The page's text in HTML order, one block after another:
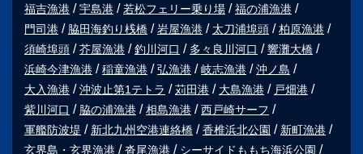
福吉漁港
宇島港 若松フェリー乗り場
福の浦漁港
門司港
脇田海釣り桟橋 岩屋漁港 太刀浦埠頭
柏原漁港
須崎埠頭
芥屋漁港 釣川河口 多々良川河口
響灘大橋
浜崎今津漁港
稲童漁港 弘漁港 岐志漁港
沖ノ島
大入漁港
沖波止第1テトラ 苅田港 大島漁港
戸畑港
紫川河口
脇の浦漁港 相島漁港
西戸崎サーフ
軍艦防波堤
新北九州空港連絡橋 香椎浜北公園
新町漁港
玄界島・玄界漁港
沓尾漁港
シーサイドももち海浜公園